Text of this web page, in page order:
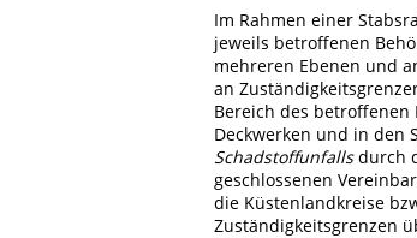
Im Rahmen einer
jeweils betroffenen
mehreren Ebenen und
an
Bereich des betroffenen
Deckwerken und in den
Schadstoffunfallsdurch
geschlossenen
die Küstenlandkreise
Zuständigkeitsgrenzen